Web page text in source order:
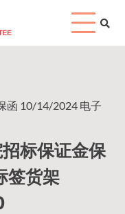
函 10/14/2024 电子
标保证金保
签货架